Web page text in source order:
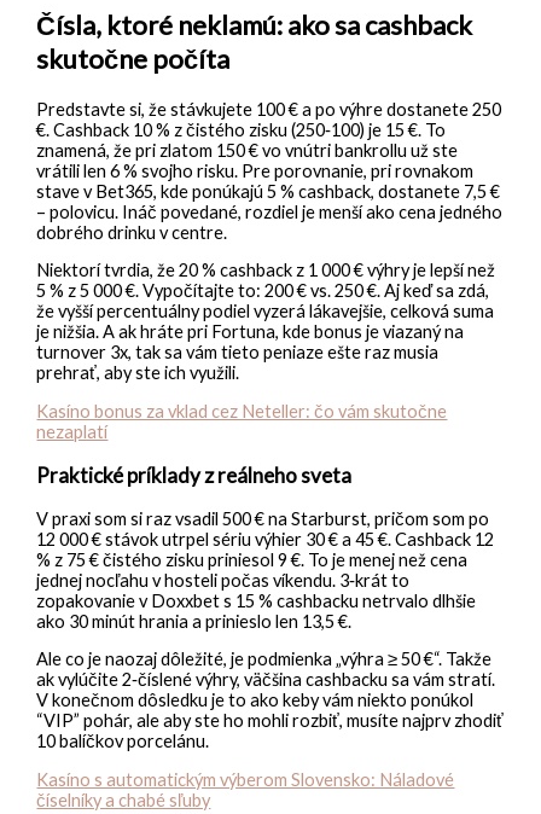
Čísla, ktoré neklamú: ako sa cashback
skutočne počíta
Predstavte si, že stávkujete 100 € a po výhre dostanete 250
€. Cashback 10 % z čistého zisku (250‑100) je 15 €. To
znamená, že pri zlatom 150 € vo vnútri bankrollu už ste
vrátili len 6 % svojho risku. Pre porovnanie, pri rovnakom
stave v Bet365, kde ponúkajú 5 % cashback, dostanete 7,5 €
– polovicu. Ináč povedané, rozdiel je menší ako cena jedného
dobrého drinku v centre.
Niektorí tvrdia, že 20 % cashback z 1 000 € výhry je lepší než
5 % z 5 000 €. Vypočítajte to: 200 € vs. 250 €. Aj keď sa zdá,
že vyšší percentuálny podiel vyzerá lákavejšie, celková suma
je nižšia. A ak hráte pri Fortuna, kde bonus je viazaný na
turnover 3x, tak sa vám tieto peniaze ešte raz musia
prehrať, aby ste ich využili.
Kasíno bonus za vklad cez Neteller: čo vám skutočne
nezaplatí
Praktické príklady z reálneho sveta
V praxi som si raz vsadil 500 € na Starburst, pričom som po
12 000 € stávok utrpel sériu výhier 30 € a 45 €. Cashback 12
% z 75 € čistého zisku priniesol 9 €. To je menej než cena
jednej nocľahu v hosteli počas víkendu. 3‑krát to
zopakovanie v Doxxbet s 15 % cashbacku netrvalo dlhšie
ako 30 minút hrania a prinieslo len 13,5 €.
Ale co je naozaj dôležité, je podmienka „výhra ≥ 50 €“. Takže
ak vylúčite 2‑číslené výhry, väčšina cashbacku sa vám stratí.
V konečnom dôsledku je to ako keby vám niekto ponúkol
“VIP” pohár, ale aby ste ho mohli rozbiť, musíte najprv zhodiť
10 balíčkov porcelánu.
Kasíno s automatickým výberom Slovensko: Náladové
číselníky a chabé sľuby